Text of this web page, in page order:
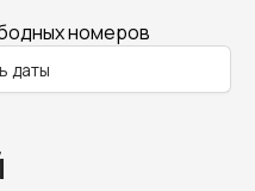
номеров
даты